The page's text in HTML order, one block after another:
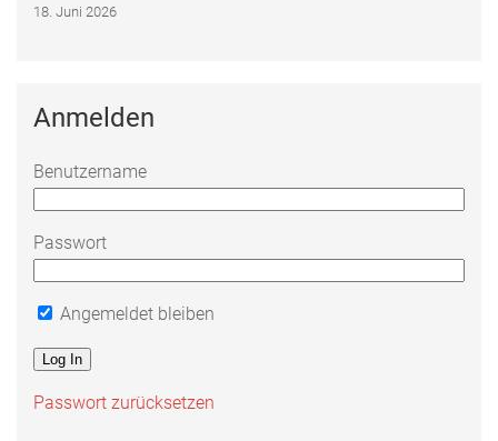
18. Juni 2026
Anmelden
Benutzername
Passwort
Angemeldet bleiben
Passwort zurücksetzen